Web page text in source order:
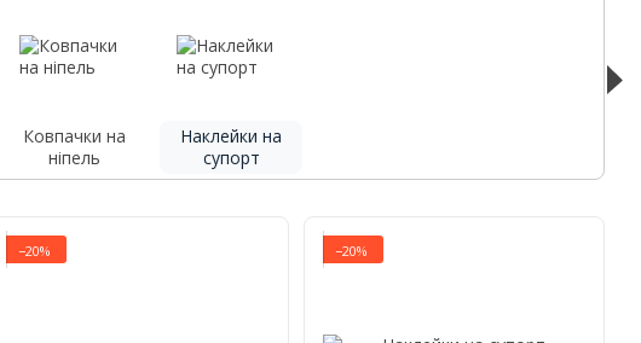
Ковпачки на
ніпель
Наклейки на
супорт
−20% −20%